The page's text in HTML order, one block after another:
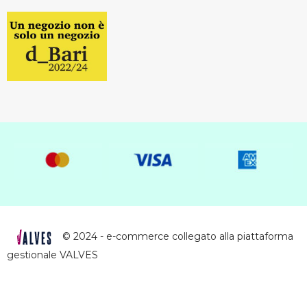
© 2024 - e-commerce collegato alla piattaforma
gestionale VALVES